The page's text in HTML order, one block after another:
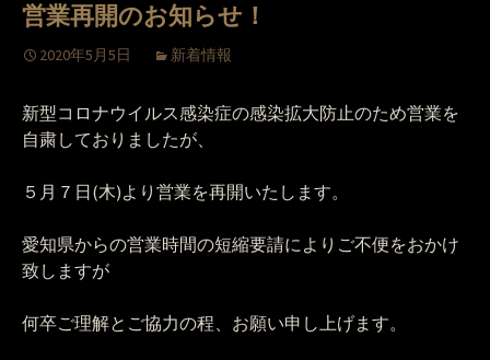
営業再開のお知らせ！
2020年5月5日 新着情報
新型コロナウイルス感染症の感染拡大防止のため営業を
自粛しておりましたが、
５月７日(木)より営業を再開いたします。
愛知県からの営業時間の短縮要請によりご不便をおかけ
致しますが
何卒ご理解とご協力の程、お願い申し上げます。